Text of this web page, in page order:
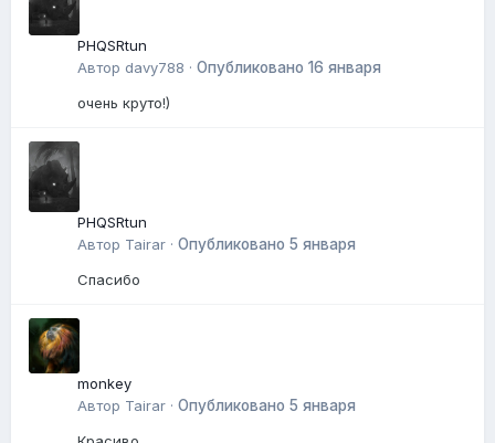
PHQSRtun
Автор davy788 · Опубликовано 16 января
очень круто!)
PHQSRtun
Автор Tairar · Опубликовано 5 января
Спасибо
monkey
Автор Tairar · Опубликовано 5 января